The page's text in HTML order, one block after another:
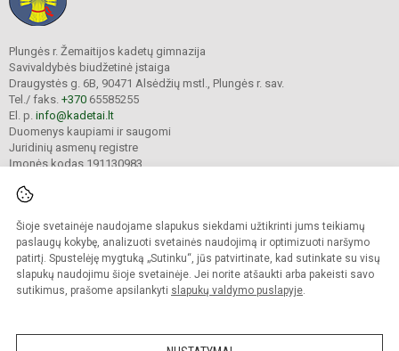
Šioje svetainėje naudojame slapukus siekdami užtikrinti jums teikiamų
paslaugų kokybę, analizuoti svetainės naudojimą ir optimizuoti naršymo
patirtį. Spustelėję mygtuką „Sutinku“, jūs patvirtinate, kad sutinkate su visų
slapukų naudojimu šioje svetainėje. Jei norite atšaukti arba pakeisti savo
sutikimus, prašome apsilankyti slapukų valdymo puslapyje.
Plungės r. Žemaitijos kadetų gimnazija
Savivaldybės biudžetinė įstaiga
Draugystės g. 6B, 90471 Alsėdžių mstl., Plungės r. sav.
Tel./ faks. +370 65585255
El. p. info@kadetai.lt
Duomenys kaupiami ir saugomi
Juridinių asmenų registre
Įmonės kodas 191130983
© 2025. Plungės r. Žemaitijos kadetų gimnazija. Visos teisės saugomos.
Kopijuoti turinį be raštiško įstaigos administracijos sutikimo griežtai draudžiama.
Prieinamumo paraiška Slapukų valdymas
Sumanus būdas atnaujinti